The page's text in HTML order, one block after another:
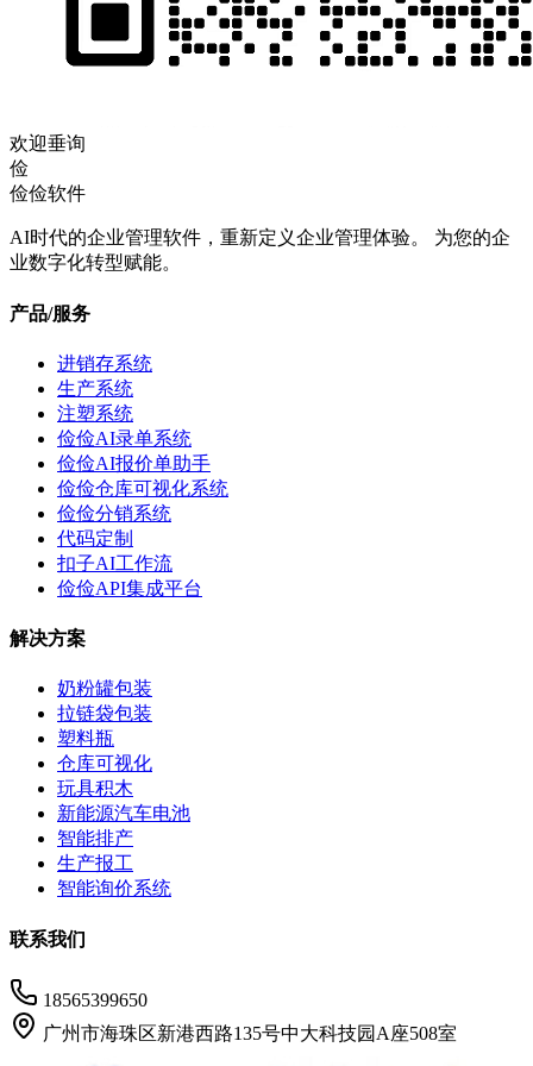
欢迎垂询
俭
俭俭软件
AI时代的企业管理软件，重新定义企业管理体验。 为您的企
业数字化转型赋能。
产品/服务
进销存系统
生产系统
注塑系统
俭俭AI录单系统
俭俭AI报价单助手
俭俭仓库可视化系统
俭俭分销系统
代码定制
扣子AI工作流
俭俭API集成平台
解决方案
奶粉罐包装
拉链袋包装
塑料瓶
仓库可视化
玩具积木
新能源汽车电池
智能排产
生产报工
智能询价系统
联系我们
18565399650
广州市海珠区新港西路135号中大科技园A座508室